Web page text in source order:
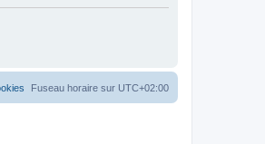
Fuseau horaire sur UTC+02:00